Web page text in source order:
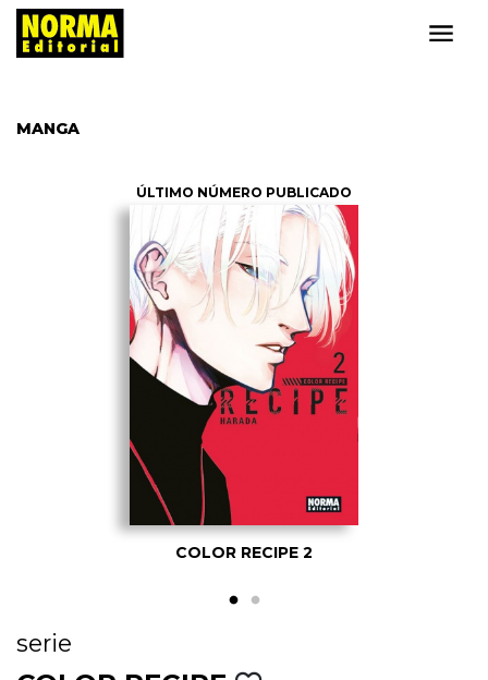
MANGA
ÚLTIMO NÚMERO PUBLICADO
COLOR RECIPE 2
serie